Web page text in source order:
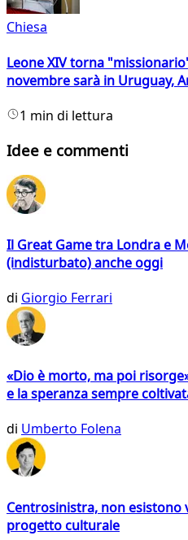
Chiesa
Leone XIV torna
novembre sarà in Uruguay,
1 min di lettura
Idee e commenti
Il Great Game tra Londra e
(indisturbato) anche oggi
di Giorgio Ferrari
«Dio è morto, ma poi
e la speranza sempre
di Umberto Folena
Centrosinistra, non esistono
progetto culturale